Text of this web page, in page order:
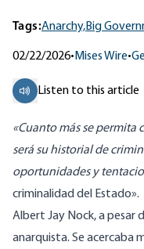
Tags:Anarchy,Big
02/22/2026• Mises Wire•
Listen to this article
«Cuanto más se permita
será su historial de
oportunidades y
criminalidad del Estado».
Albert Jay Nock, a pesar
anarquista. Se acercaba